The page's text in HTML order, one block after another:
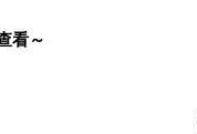
看～